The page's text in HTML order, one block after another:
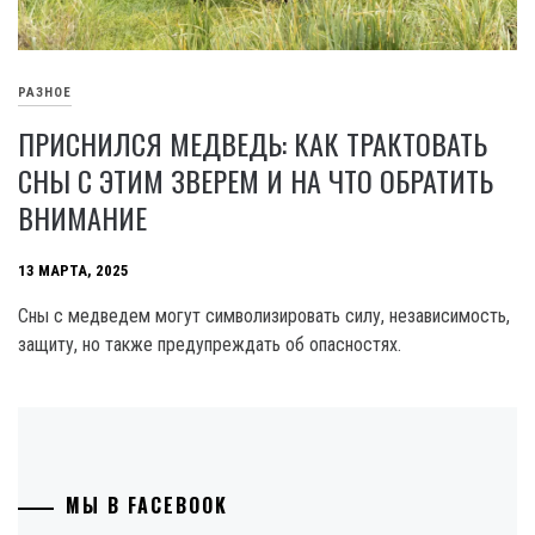
РАЗНОЕ
ПРИСНИЛСЯ МЕДВЕДЬ: КАК ТРАКТОВАТЬ
СНЫ С ЭТИМ ЗВЕРЕМ И НА ЧТО ОБРАТИТЬ
ВНИМАНИЕ
13 МАРТА, 2025
Сны с медведем могут символизировать силу, независимость,
защиту, но также предупреждать об опасностях.
МЫ В FACEBOOK